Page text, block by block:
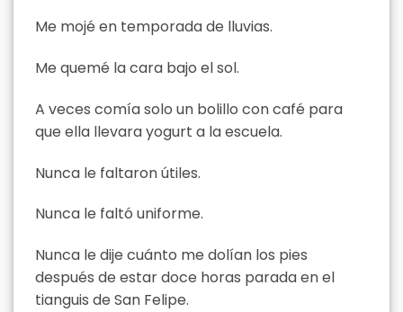
Me mojé en temporada de lluvias.
Me quemé la cara bajo el sol.
A veces comía solo un bolillo con café para
que ella llevara yogurt a la escuela.
Nunca le faltaron útiles.
Nunca le faltó uniforme.
Nunca le dije cuánto me dolían los pies
después de estar doce horas parada en el
tianguis de San Felipe.